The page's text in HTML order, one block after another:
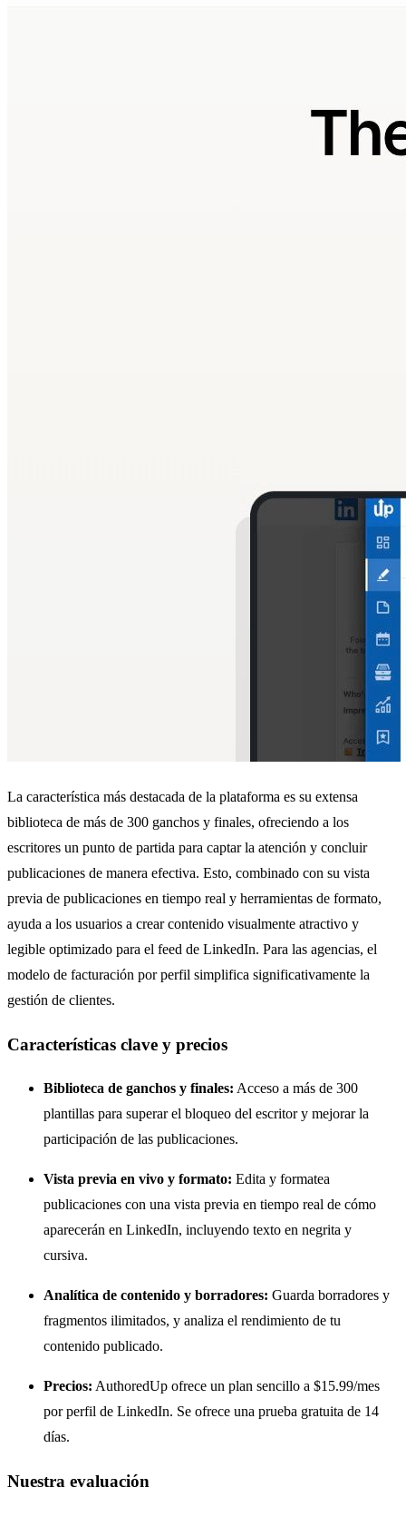
La característica más destacada de la plataforma es su extensa
biblioteca de más de 300 ganchos y finales, ofreciendo a los
escritores un punto de partida para captar la atención y concluir
publicaciones de manera efectiva. Esto, combinado con su vista
previa de publicaciones en tiempo real y herramientas de formato,
ayuda a los usuarios a crear contenido visualmente atractivo y
legible optimizado para el feed de LinkedIn. Para las agencias, el
modelo de facturación por perfil simplifica significativamente la
gestión de clientes.
Características clave y precios
Biblioteca de ganchos y finales: Acceso a más de 300
plantillas para superar el bloqueo del escritor y mejorar la
participación de las publicaciones.
Vista previa en vivo y formato: Edita y formatea
publicaciones con una vista previa en tiempo real de cómo
aparecerán en LinkedIn, incluyendo texto en negrita y
cursiva.
Analítica de contenido y borradores: Guarda borradores y
fragmentos ilimitados, y analiza el rendimiento de tu
contenido publicado.
Precios: AuthoredUp ofrece un plan sencillo a $15.99/mes
por perfil de LinkedIn. Se ofrece una prueba gratuita de 14
días.
Nuestra evaluación